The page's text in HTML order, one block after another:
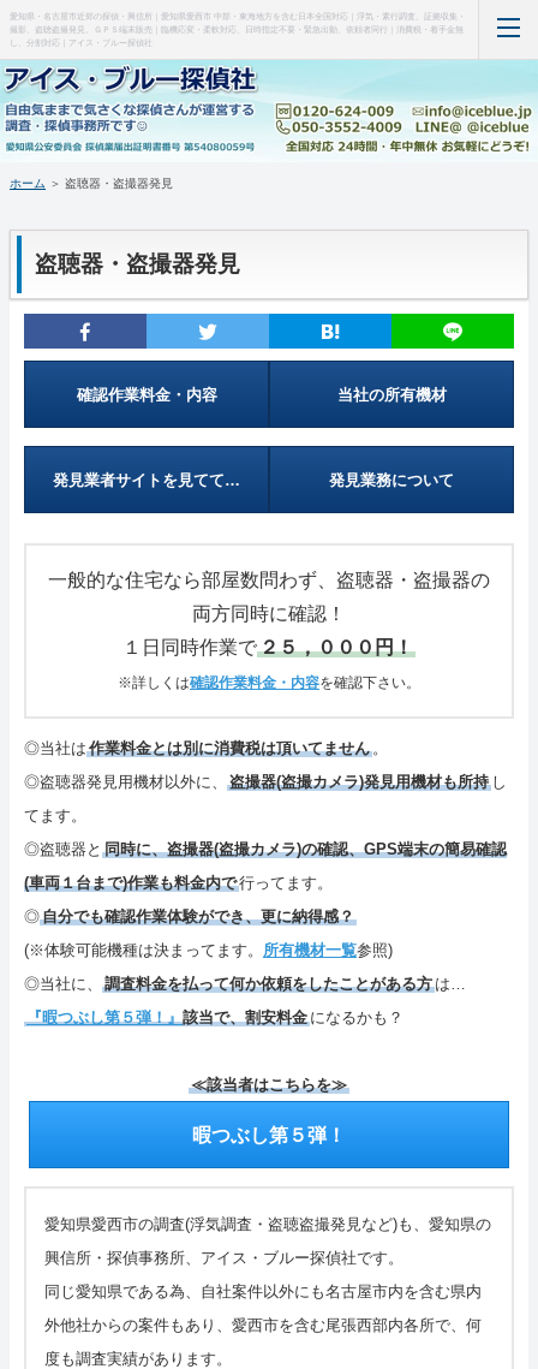
愛知県・名古屋市近郊の探偵・興信所｜愛知県愛西市 中部・東海地方を含む日本全国対応｜浮気・素行調査、証拠収集・
撮影、盗聴盗撮発見、ＧＰＳ端末販売｜臨機応変・柔軟対応、日時指定不要・緊急出動、依頼者同行｜消費税・着手金無
し、分割対応｜アイス・ブルー探偵社
ホーム
当事務所について（はじめに・事務所概要）
特徴など(違い・緊急出動・暗所カメラ)
盗聴器・盗撮器発見(料金・機材など)
ＧＰＳ端末の紹介・販売
お問い合わせ・調査の流れ
特定商取引表記・プライバシーポリシー
ご連絡(電話,メール,ブログ,SNS)
カテゴリーメニュー
サイトマップ
ホーム ＞ 盗聴器・盗撮器発見
盗聴器・盗撮器発見
確認作業料金・内容 当社の所有機材
発見業者サイトを見てて… 発見業務について
一般的な住宅なら部屋数問わず、盗聴器・盗撮器の
両方同時に確認！
１日同時作業で２５，０００円！
※詳しくは確認作業料金・内容を確認下さい。
◎当社は 作業料金とは別に消費税は頂いてません 。
◎盗聴器発見用機材以外に、
盗撮器(盗撮カメラ)発見用機材も所持 し
てます。
◎盗聴器と 同時に、盗撮器(盗撮カメラ)の確認、GPS端末の簡易確認
(車両１台まで)作業も料金内で行ってます。
◎自分でも確認作業体験ができ、更に納得感？
(※体験可能機種は決まってます。 所有機材一覧参照)
◎当社に、
調査料金を払って何か依頼をしたことがある方 は…
『暇つぶし第５弾！』 該当で、割安料金 になるかも？
≪該当者はこちらを≫
暇つぶし第５弾！
愛知県愛西市の調査(浮気調査・盗聴盗撮発見など)も、愛知県の
興信所・探偵事務所、アイス・ブルー探偵社です。
同じ愛知県である為、自社案件以外にも名古屋市内を含む県内
外他社からの案件もあり、愛西市を含む尾張西部内各所で、何
度も調査実績があります。